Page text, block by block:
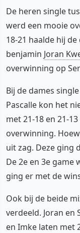
De heren single
werd een mooie
18-21 haalde hij
benjamin Joran
overwinning op
Bij de dames
Pascalle kon het
met 21-18 en 21-
overwinning.
uit zag. Deze ging
De 2e en 3e game
ging er met de
Ook bij de beide
verdeeld. Joran en
en Imke laten met